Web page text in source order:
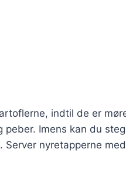
indtil de er
Imens kan du
nyretapperne